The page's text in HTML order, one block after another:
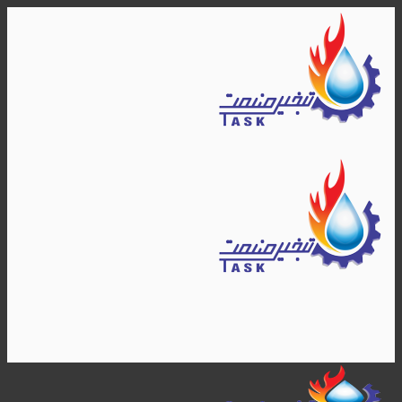
content